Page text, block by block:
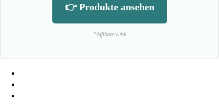
👉 Produkte ansehen
*Affiliate-Link